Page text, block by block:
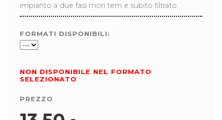
impianto a due fasi mori tem e subito filtrato.
FORMATI DISPONIBILI:
NON DISPONIBILE NEL FORMATO
SELEZIONATO
PREZZO